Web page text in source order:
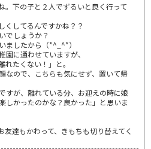
。下の子と２人でずるいと良く行って
くしてるんですかね？？
でしょうか？
ましたから（*^_^*）
に通わせていますが、
れたくない！」と。
なので、こちらも気にせず、置いて帰
すが、離れている分、お迎えの時に娘
しかったのかな？良かった」と思いま
友達もかわって、きもちも切り替えてく